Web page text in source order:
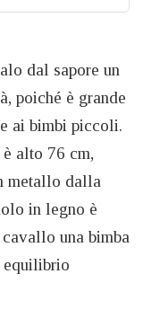
dal sapore un
poiché è grande
ai bimbi piccoli.
alto 76 cm,
metallo dalla
in legno è
una bimba
equilibrio